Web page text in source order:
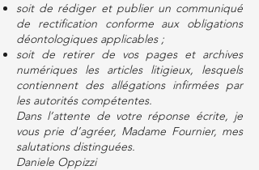
soit de rédiger et publier un communiqué
de rectification conforme aux obligations
déontologiques applicables ;
soit de retirer de vos pages et archives
numériques les articles litigieux, lesquels
contiennent des allégations infirmées par
les autorités compétentes.
Dans l’attente de votre réponse écrite, je
vous prie d’agréer, Madame Fournier, mes
salutations distinguées.
Daniele Oppizzi